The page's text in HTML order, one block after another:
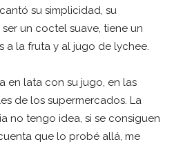
su simplicidad, su
un coctel suave, tiene un
a la fruta y al jugo de lychee.
en lata con su jugo, en las
de los supermercados. La
no tengo idea, si se consiguen
que lo probé allá, me